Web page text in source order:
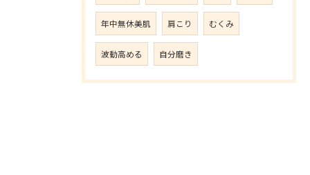
年中無休美肌 肩こり むくみ
波動高める 自分磨き